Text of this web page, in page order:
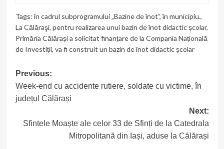
Tags:în cadrul subprogramului „Bazine de înot”,în municipiu.,
La Călăraşi, pentru realizarea unui bazin de înot didactic școlar,
Primăria Călărași a solicitat finanțare de la Compania Națională
de Investiții, va fi construit un bazin de înot didactic școlar
Post
navigation
Previous:
Week-end cu accidente rutiere, soldate cu victime, în
județul Călărași
Next:
Sfintele Moaște ale celor 33 de Sfinți de la Catedrala
Mitropolitană din Iași, aduse la Călărași